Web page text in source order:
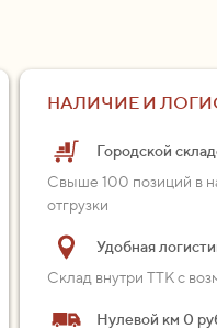
НАЛИЧИЕ И
Городской
Свыше 100 позиций в
отгрузки
Удобная
Склад внутри ТТК с
Нулевой км 0